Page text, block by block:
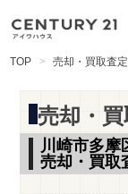
TOP 売却・買取査定
売却・
川崎市多
売却・買取